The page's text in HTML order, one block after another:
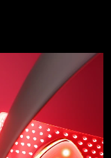
stimata 8/11/26
stimata
stimata8/11/26